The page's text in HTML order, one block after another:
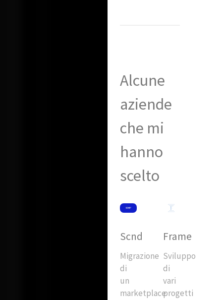
Alcune
aziende
che mi
hanno
scelto
Scnd
Migrazione
di
un
marketplace
Frame
Sviluppo
di
vari
progetti